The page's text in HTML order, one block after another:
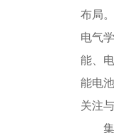
布局
电气
能、
能电
关注